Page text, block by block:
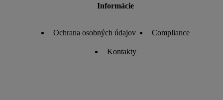
Informácie
Ochrana osobných údajov Compliance
Kontakty